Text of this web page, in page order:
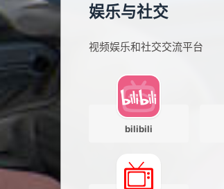
娱乐与社交
视频娱乐和社交交流平台
bilibili